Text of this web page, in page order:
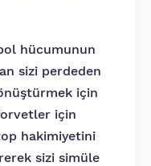
hücumunun
sizi perdeden
için
için
hakimiyetini
sizi simüle